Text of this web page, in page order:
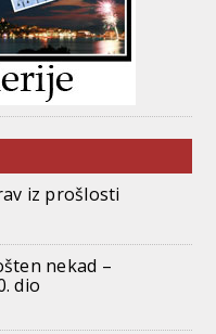
iz prošlosti
nekad –
dio